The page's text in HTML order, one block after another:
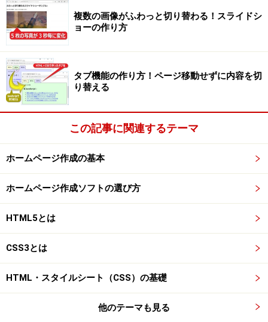
複数の画像がふわっと切り替わる！スライドシ
ョーの作り方
タブ機能の作り方！ページ移動せずに内容を切
り替える
この記事に関連するテーマ
ホームページ作成の基本
ホームページ作成ソフトの選び方
HTML5とは
CSS3とは
HTML・スタイルシート（CSS）の基礎
他のテーマも見る